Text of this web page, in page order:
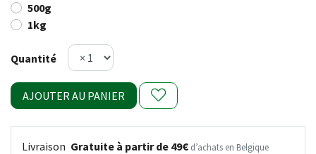
500g
1kg
Quantité
AJOUTER AU PANIER
Livraison Gratuite à partir de 49€ d’achats en Belgique